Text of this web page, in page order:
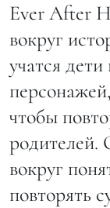
Ever After
вокруг
учатся
чтобы
родителей.
вокруг
повторять